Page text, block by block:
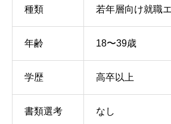
種類 若年層向け就職
年齢 18〜39歳
学歴 高卒以上
書類選考 なし